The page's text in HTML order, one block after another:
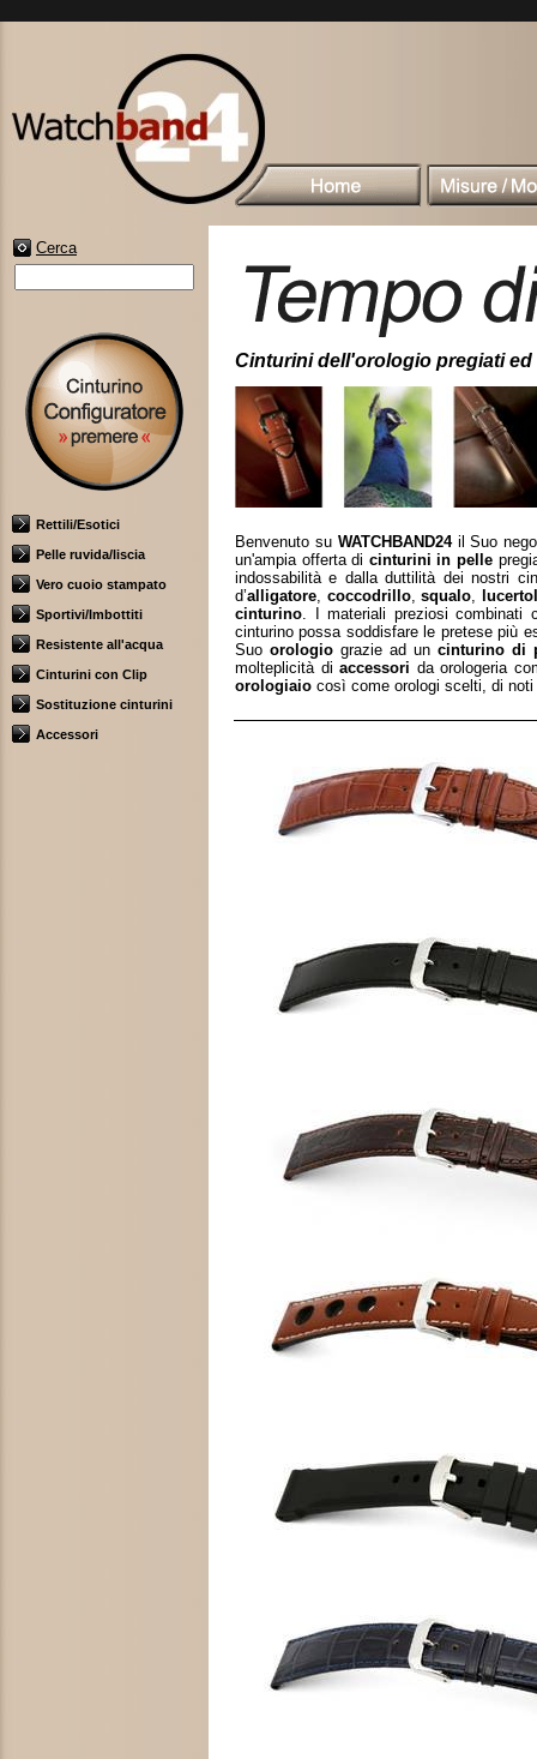
Cerca
Rettili/Esotici
Pelle ruvida/liscia
Vero cuoio stampato
Sportivi/Imbottiti
Resistente all'acqua
Cinturini con Clip
Sostituzione cinturini
Accessori
Cinturini dell'orologio pregiati ed
Benvenuto su WATCHBAND24il Suo
un'ampia offerta di cinturini in pelle
indossabilità e dalla duttilità dei nostri
d’alligatore, coccodrillo,squalo,
cinturino. I materiali preziosi combinati
cinturino possa soddisfare le pretese più
Suo orologio grazie ad un cinturino di
molteplicità diaccessori da orologeria
orologiaio così come orologi scelti, di